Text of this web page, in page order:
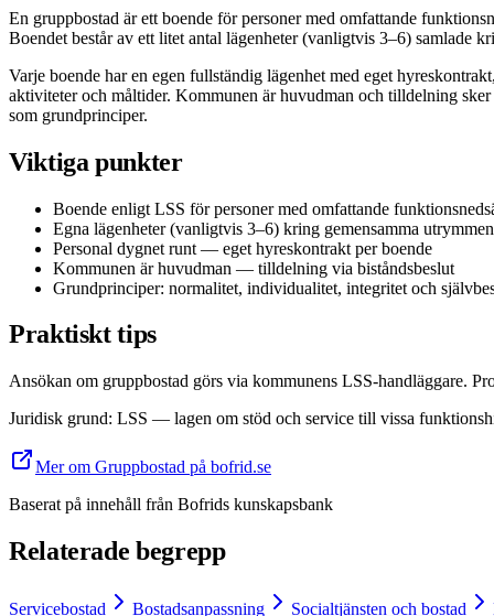
En gruppbostad är ett boende för personer med omfattande
Boendet består av ett litet antal lägenheter (vanligtvis 3–6) samlade
Varje boende har en egen fullständig lägenhet med eget
aktiviteter och måltider. Kommunen är huvudman och tilldelning
som grundprinciper.
Viktiga punkter
Boende enligt LSS för personer med omfattande
Egna lägenheter (vanligtvis 3–6) kring gemensamma utrymmen
Personal dygnet runt — eget hyreskontrakt per boende
Kommunen är huvudman — tilldelning via biståndsbeslut
Grundprinciper: normalitet, individualitet, integritet och
Praktiskt tips
Ansökan om gruppbostad görs via kommunens LSS-handläggare.
Juridisk grund: LSS — lagen om stöd och service till vissa
Mer om Gruppbostad på bofrid.se
Baserat på innehåll från Bofrids kunskapsbank
Relaterade begrepp
Servicebostad Bostadsanpassning Socialtjänsten och bostad